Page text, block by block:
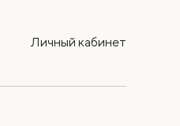
Личный кабинет